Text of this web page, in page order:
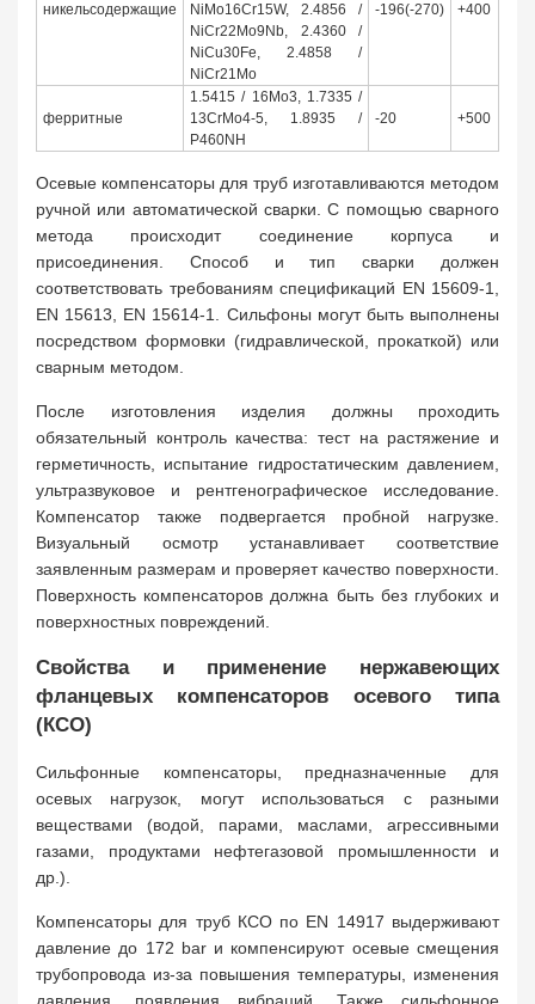
никельсодержащие
NiMo16Cr15W, 2.4856 /
NiCr22Mo9Nb, 2.4360 /
NiCu30Fe, 2.4858 /
NiCr21Mo
-196(-270) +400
ферритные
1.5415 / 16Mo3, 1.7335 /
13CrMo4-5, 1.8935 /
P460NH
-20 +500
Осевые компенсаторы для труб изготавливаются методом
ручной или автоматической сварки. С помощью сварного
метода происходит соединение корпуса и
присоединения. Способ и тип сварки должен
соответствовать требованиям спецификаций EN 15609-1,
EN 15613, EN 15614-1. Сильфоны могут быть выполнены
посредством формовки (гидравлической, прокаткой) или
сварным методом.
После изготовления изделия должны проходить
обязательный контроль качества: тест на растяжение и
герметичность, испытание гидростатическим давлением,
ультразвуковое и рентгенографическое исследование.
Компенсатор также подвергается пробной нагрузке.
Визуальный осмотр устанавливает соответствие
заявленным размерам и проверяет качество поверхности.
Поверхность компенсаторов должна быть без глубоких и
поверхностных повреждений.
Свойства и применение нержавеющих
фланцевых компенсаторов осевого типа
(КСО)
Сильфонные компенсаторы, предназначенные для
осевых нагрузок, могут использоваться с разными
веществами (водой, парами, маслами, агрессивными
газами, продуктами нефтегазовой промышленности и
др.).
Компенсаторы для труб КСО по EN 14917 выдерживают
давление до 172 bar и компенсируют осевые смещения
трубопровода из-за повышения температуры, изменения